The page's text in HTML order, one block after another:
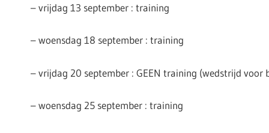
– vrijdag 13 september : training
– woensdag 18 september : training
– vrijdag 20 september : GEEN training (wedstrijd voor
– woensdag 25 september : training